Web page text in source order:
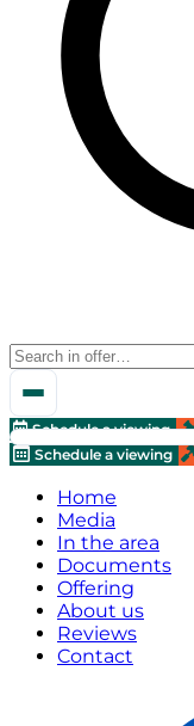
Schedule a viewing
Schedule a viewing
Home
Media
In the area
Documents
Offering
About us
Reviews
Contact